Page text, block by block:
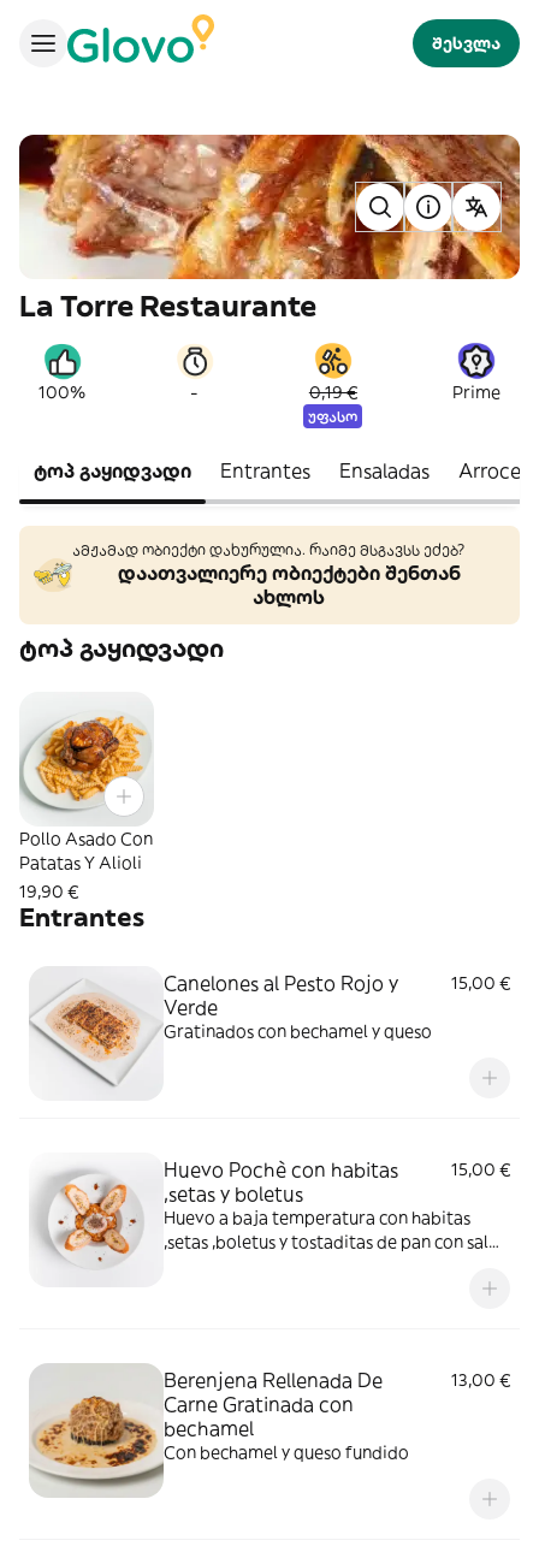
შესვლა
La Torre Restaurante
100% - 0,19 €
უფასო
Prime
ტოპ გაყიდვადი Entrantes Ensaladas Arroces
ამჟამად ობიექტი დახურულია. რაიმე მსგავსს ეძებ?
დაათვალიერე ობიექტები შენთან
ახლოს
ტოპ გაყიდვადი
Pollo Asado Con
Patatas Y Alioli
19,90 €
Entrantes
Canelones al Pesto Rojo y
Verde
15,00 €
Gratinados con bechamel y queso
Huevo Pochè con habitas
,setas y boletus
15,00 €
Huevo a baja temperatura con habitas
,setas ,boletus y tostaditas de pan con sal
Berenjena Rellenada De
Carne Gratinada con
bechamel
13,00 €
Con bechamel y queso fundido